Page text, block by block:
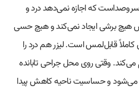
که اجازه نمی‌دهد درد و
هیچ برشی ایجاد نمی‌کند و هیچ حسی
کاملاً قابل‌لمس است. لیزر هم درد را
وقتی روی محل جراحی تابانده
می‌شود و حساسیت ناحیه کاهش پیدا